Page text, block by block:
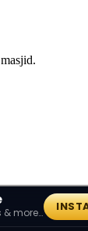
masjid.